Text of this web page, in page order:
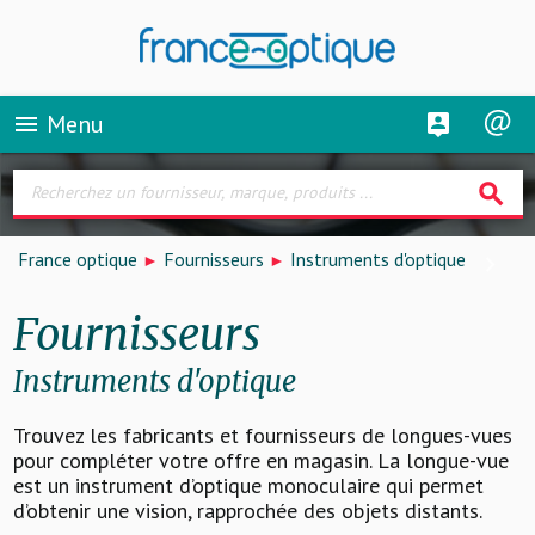
menu Menu
search
France optique Fournisseurs Instruments d'optique
Fournisseurs
Instruments d'optique
Trouvez les fabricants et fournisseurs de longues-vues
pour compléter votre offre en magasin. La longue-vue
est un instrument d’optique monoculaire qui permet
d’obtenir une vision, rapprochée des objets distants.